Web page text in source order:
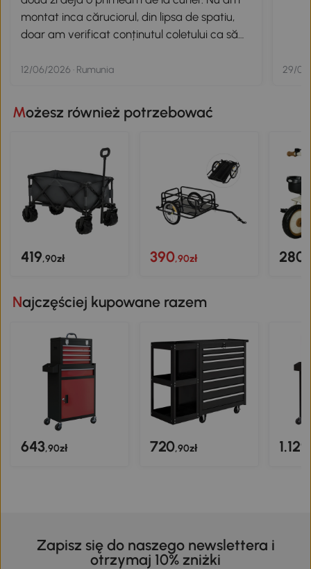
montat inca căruciorul, din lipsa de spatiu,
doar am verificat conținutul coletului ca să
bine făcute, din materiale trainice, de
AOSOM încă un cărucior pentru bicicletă,
dar alt model.
12/06/2026 · Rumunia 29/
Możesz również potrzebować
419,90zł 390,90zł 280
Najczęściej kupowane razem
643,90zł 720,90zł 1.129
Zapisz się do naszego newslettera i
otrzymaj 10% zniżki